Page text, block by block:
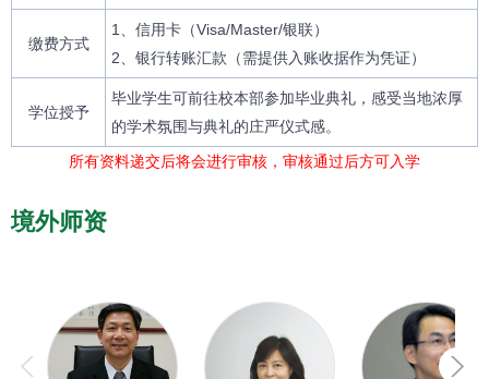
缴费方式
1、信用卡（Visa/Master/银联）
2、银行转账汇款（需提供入账收据作为凭证）
学位授予
毕业学生可前往校本部参加毕业典礼，感受当地浓厚
的学术氛围与典礼的庄严仪式感。
所有资料递交后将会进行审核，审核通过后方可入学
境外师资